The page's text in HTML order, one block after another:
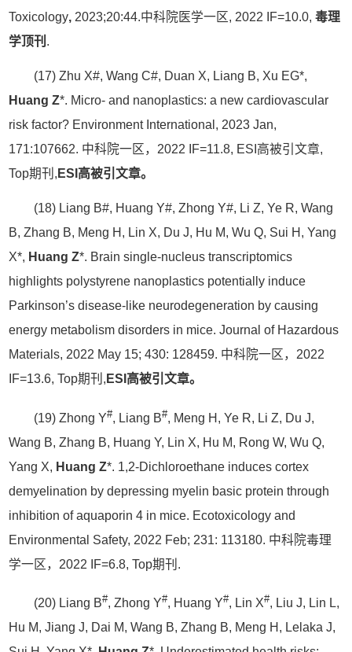
Toxicology, 2023;20:44.中科院医学一区, 2022 IF=10.0,毒理
学顶刊 .
(17) Zhu X#, Wang C#, Duan X, Liang B, Xu EG*,
Huang Z*. Micro- and nanoplastics: a new cardiovascular
risk factor? Environment International, 2023 Jan,
171:107662. 中科院一区，2022 IF=11.8, ESI高被引文章,
Top期刊, ESI高被引文章。
(18) Liang B#, Huang Y#, Zhong Y#, Li Z, Ye R, Wang
B, Zhang B, Meng H, Lin X, Du J, Hu M, Wu Q, Sui H, Yang
X*, Huang Z*. Brain single-nucleus transcriptomics
highlights polystyrene nanoplastics potentially induce
Parkinson’s disease-like neurodegeneration by causing
energy metabolism disorders in mice. Journal of Hazardous
Materials, 2022 May 15; 430: 128459. 中科院一区，2022
IF=13.6, Top期刊, ESI高被引文章。
(19) Zhong Y#, Liang B#, Meng H, Ye R, Li Z, Du J,
Wang B, Zhang B, Huang Y, Lin X, Hu M, Rong W, Wu Q,
Yang X, Huang Z*. 1,2-Dichloroethane induces cortex
demyelination by depressing myelin basic protein through
inhibition of aquaporin 4 in mice. Ecotoxicology and
Environmental Safety, 2022 Feb; 231: 113180. 中科院毒理
学一区，2022 IF=6.8, Top期刊.
(20) Liang B#, Zhong Y#, Huang Y#, Lin X#, Liu J, Lin L,
Hu M, Jiang J, Dai M, Wang B, Zhang B, Meng H, Lelaka J,